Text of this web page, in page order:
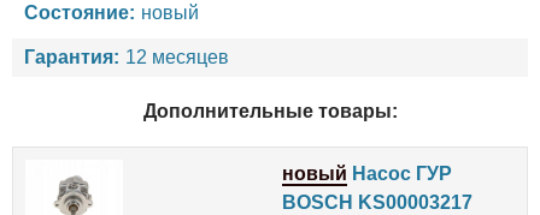
Состояние: новый
Гарантия: 12 месяцев
Дополнительные товары:
новый Насос ГУР
BOSCH KS00003217